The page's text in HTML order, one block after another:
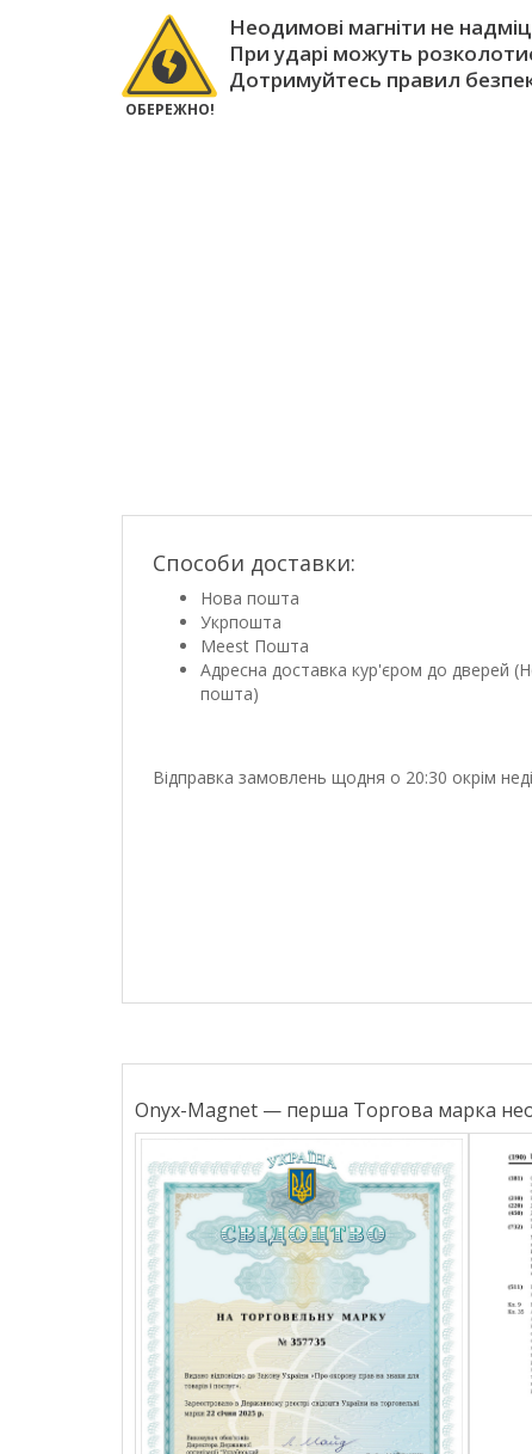
ОБЕРЕЖНО!
Неодимові магніти не
При ударі можуть
Дотримуйтесь правил
Способи доставки:
Нова пошта
Укрпошта
Meest Пошта
Адресна доставка кур'єром до дверей
пошта)
Відправка замовлень щодня о 20:30 окрім
Onyx-Magnet — перша Торгова марка